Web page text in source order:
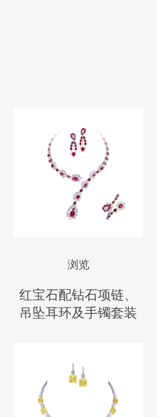
浏览
红宝石配钻石项链、
吊坠耳环及手镯套装